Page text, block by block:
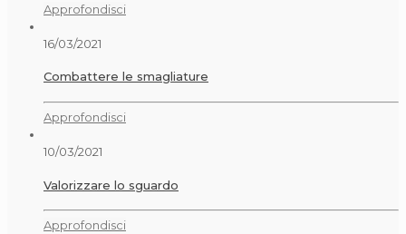
Approfondisci
16/03/2021
Combattere le smagliature
Approfondisci
10/03/2021
Valorizzare lo sguardo
Approfondisci